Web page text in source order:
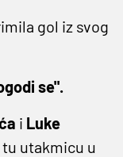
gol iz svog
se".
i Luke
utakmicu u